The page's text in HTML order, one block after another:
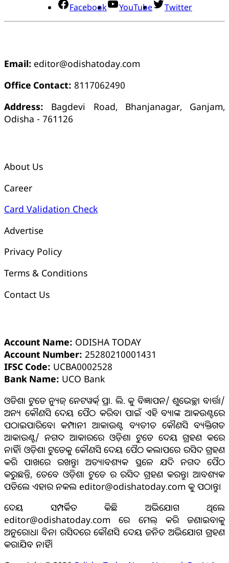
Facebook YouTube Twitter
Email: editor@odishatoday.com
Office Contact: 8117062490
Address: Bagdevi Road, Bhanjanagar, Ganjam,
Odisha - 761126
About Us
Career
Card Validation Check
Advertise
Privacy Policy
Terms & Conditions
Contact Us
Account Name: ODISHA TODAY
Account Number: 25280210001431
IFSC Code: UCBA0002528
Bank Name: UCO Bank
ଓଡିଶା ଟୁଡେ ନ୍ୟୁଜ୍ ନେଟୱର୍କ୍ ପ୍ରା. ଲି. କୁ ବିଜ୍ଞାପନ/ ଶୁଭେଚ୍ଛା ବାର୍ତ୍ତା/
ଅନ୍ୟ କୌଣସି ଦେୟ ପୈଠ କରିବା ପାଇଁ ଏହି ବ୍ୟାଙ୍କ ଆକଉଣ୍ଟରେ
ପଠାଇପାରିବେ। କମ୍ପାନୀ ଆକାଉଣ୍ଟ ବ୍ୟତୀତ କୌଣସି ବ୍ୟକ୍ତିଗତ
ଆକାଉଣ୍ଟ/ ନଗଦ ଆକାରରେ ଓଡ଼ିଶା ଟୁଡେ ଦେୟ ଗ୍ରହଣ କରେ
ନାହିଁ। ଓଡ଼ିଶା ଟୁଡେକୁ କୌଣସି ଦେୟ ପୈଠ କଲାପରେ ରସିଦ ଗ୍ରହଣ
କରି ପାଖରେ ରଖନ୍ତୁ। ଅତ୍ୟାବଶ୍ୟକ ସ୍ଥଳେ ଯଦି ନଗଦ ପୈଠ
କରୁଛନ୍ତି, ତେବେ ଓଡ଼ିଶା ଟୁଡେ ର ରସିଦ ଗ୍ରହଣ କରନ୍ତୁ। ଆବଶ୍ୟକ
ପଡିଲେ ଏହାର ନକଲ editor@odishatoday.com କୁ ପଠାନ୍ତୁ।
ଦେୟ ସମ୍ପର୍କିତ କିଛି ଅଭିଯୋଗ ଥିଲେ
editor@odishatoday.com ରେ ମେଲ୍ କରି ଜଣାଇବାକୁ
ଅନୁରୋଧ। ବିନା ରସିଦରେ କୌଣସି ଦେୟ ଜନିତ ଅଭିଯୋଗ ଗ୍ରହଣ
କରାଯିବ ନାହିଁ।